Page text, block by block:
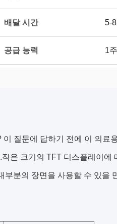
배달 시간 5-
공급 능력 1
질문에 답하기 전에 이 의료
은 크기의 TFT 디스플레이
부분의 장면을 사용할 수 있을